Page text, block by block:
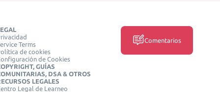
Terms
de cookies
de Cookies
GUÍAS
DSA & OTROS
LEGALES
Legal de Learneo
Comentarios